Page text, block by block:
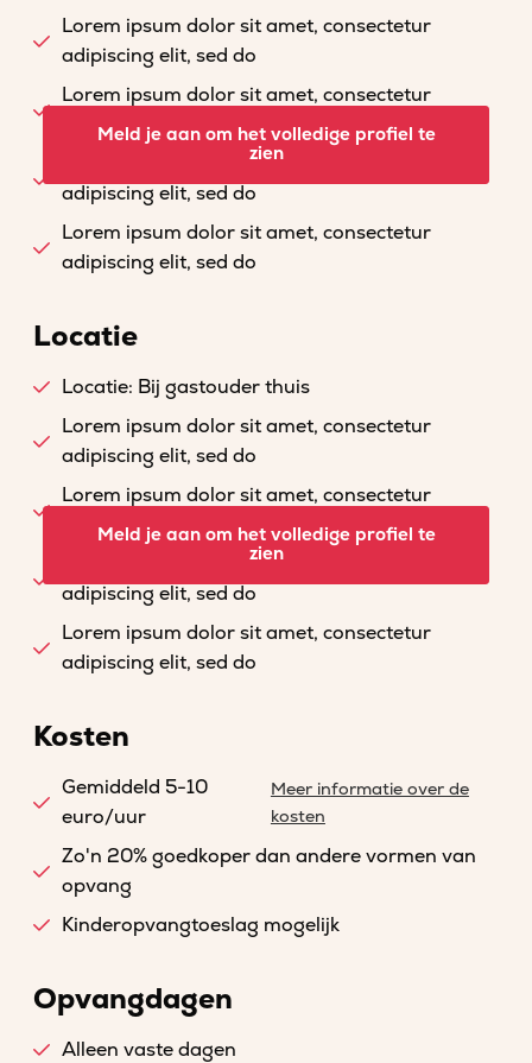
Lorem ipsum dolor sit amet, consectetur
adipiscing elit, sed do
Lorem ipsum dolor sit amet, consectetur
adipiscing elit, sed do
Lorem ipsum dolor sit amet, consectetur
adipiscing elit, sed do
Lorem ipsum dolor sit amet, consectetur
adipiscing elit, sed do
Meld je aan om het volledige profiel te
zien
Locatie
Locatie: Bij gastouder thuis
Lorem ipsum dolor sit amet, consectetur
adipiscing elit, sed do
Lorem ipsum dolor sit amet, consectetur
adipiscing elit, sed do
Lorem ipsum dolor sit amet, consectetur
adipiscing elit, sed do
Lorem ipsum dolor sit amet, consectetur
adipiscing elit, sed do
Meld je aan om het volledige profiel te
zien
Kosten
Gemiddeld 5-10
euro/uur
Meer informatie over de
kosten
Zo'n 20% goedkoper dan andere vormen van
opvang
Kinderopvangtoeslag mogelijk
Opvangdagen
Alleen vaste dagen